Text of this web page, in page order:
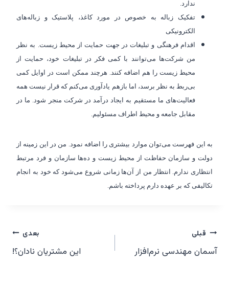
ندارد.
تفکیک زباله به خصوص در مورد کاغذ، پلاستیک و زباله‌های
الکترونیکی
اقدام فرهنگی و تبلیغات در جهت حمایت از محیط زیست. به نظر
من شرکت‌ها می‌توانند با کمی فکر در تبلیغات خود، حمایت از
محیط زیست را هم اضافه کنند. هرچند ممکن است در اوایل کمی
بی‌ربط به نظر برسد، اما بازهم یادآوری می‌کنم که قرار نیست همه
فعالیت‌های ما مستقیم به ایجاد درآمد در شرکت منجر شود. ما در
مقابل جامعه و محیط اطراف مسئولیم.
به این فهرست می‌توان موارد بیشتری را اضافه نمود. من در این زمینه از
دولت و سازمان حفاظت از محیط زیست و ده‌ها سازمان و فرد مرتبط
انتظاری ندارم. انتظار من از آن‌ها زمانی شروع می‌شود که خود به انجام
تکالیفی که بر عهده دارم پرداخته باشم.
راهبری
نوشته‌ها
قبلی
آسمان مهندسی نرم‌افزار
بعدی
این مشتریان نادان؟!